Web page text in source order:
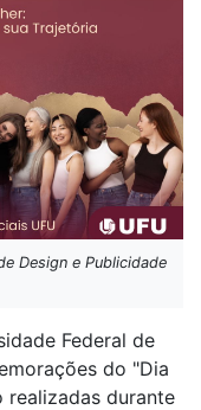
Design e Publicidade
Federal de
do "Dia
realizadas durante